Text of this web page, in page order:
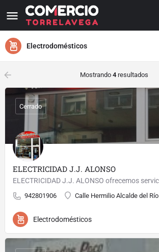
Electrodomésticos
arrow_backward Mostrando 4resultados
ELECTRICIDAD J.J. ALONSO
942801906 Calle Hermilio Alcalde del Río
Cerrado
Electrodomésticos